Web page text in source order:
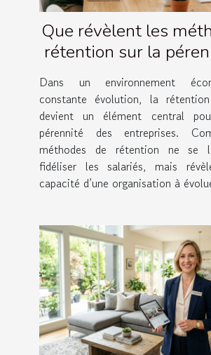
Que révèlent les
rétention sur la
entreprises ?
Dans un environnement
constante évolution, la
devient un élément central
pérennité des entreprises.
méthodes de rétention ne se
fidéliser les salariés, mais
capacité d’une organisation à